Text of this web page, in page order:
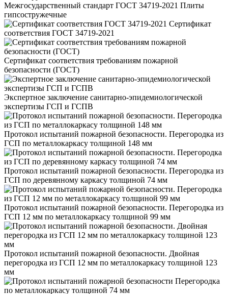
Межгосударственный стандарт ГОСТ 34719-2021 Плиты
гипсостружечные
Сертификат
соответствия ГОСТ 34719-2021
Сертификат соответствия требованиям пожарной
безопасности (ГОСТ)
Экспертное заключение санитарно-эпидемиологической
экспертизы ГСП и ГСПВ
Протокол испытаний пожарной безопасности. Перегородка из
ГСП по металлокаркасу толщиной 148 мм
Протокол испытаний пожарной безопасности. Перегородка из
ГСП по деревянному каркасу толщиной 74 мм
Протокол испытаний пожарной безопасности. Перегородка из
ГСП 12 мм по металлокаркасу толщиной 99 мм
Протокол испытаний пожарной безопасности. Двойная
перегородка из ГСП 12 мм по металлокаркасу толщиной 123
мм